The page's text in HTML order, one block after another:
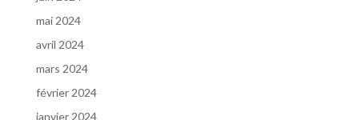
mai 2024
avril 2024
mars 2024
février 2024
janvier 2024